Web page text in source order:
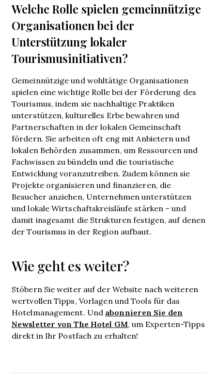
Welche Rolle spielen gemeinnützige
Organisationen bei der
Unterstützung lokaler
Tourismusinitiativen?
Gemeinnützige und wohltätige Organisationen
spielen eine wichtige Rolle bei der Förderung des
Tourismus, indem sie nachhaltige Praktiken
unterstützen, kulturelles Erbe bewahren und
Partnerschaften in der lokalen Gemeinschaft
fördern. Sie arbeiten oft eng mit Anbietern und
lokalen Behörden zusammen, um Ressourcen und
Fachwissen zu bündeln und die touristische
Entwicklung voranzutreiben. Zudem können sie
Projekte organisieren und finanzieren, die
Besucher anziehen, Unternehmen unterstützen
und lokale Wirtschaftskreisläufe stärken – und
damit insgesamt die Strukturen festigen, auf denen
der Tourismus in der Region aufbaut.
Wie geht es weiter?
Stöbern Sie weiter auf der Website nach weiteren
wertvollen Tipps, Vorlagen und Tools für das
Hotelmanagement. Und abonnieren Sie den
Newsletter von The Hotel GM, um Experten-Tipps
direkt in Ihr Postfach zu erhalten!